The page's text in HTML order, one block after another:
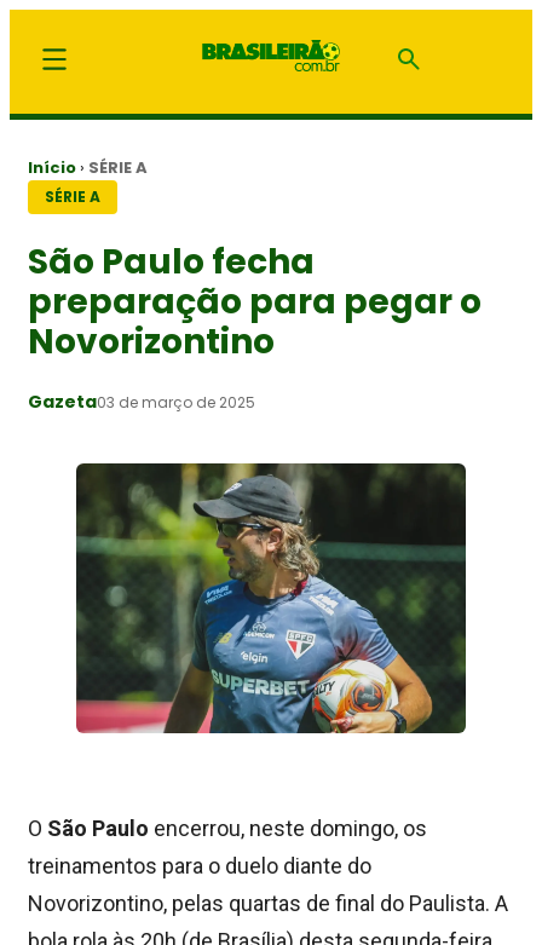
Início › SÉRIE A
SÉRIE A
São Paulo fecha
preparação para pegar o
Novorizontino
Gazeta03 de março de 2025
O São Paulo encerrou, neste domingo, os
treinamentos para o duelo diante do
Novorizontino, pelas quartas de final do Paulista. A